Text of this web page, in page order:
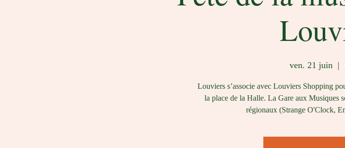
ven. 21 juin
  |
Louviers s’associe avec Louviers Shopping
la place de la Halle. La Gare aux Musiques
régionaux (Strange O'Clock,